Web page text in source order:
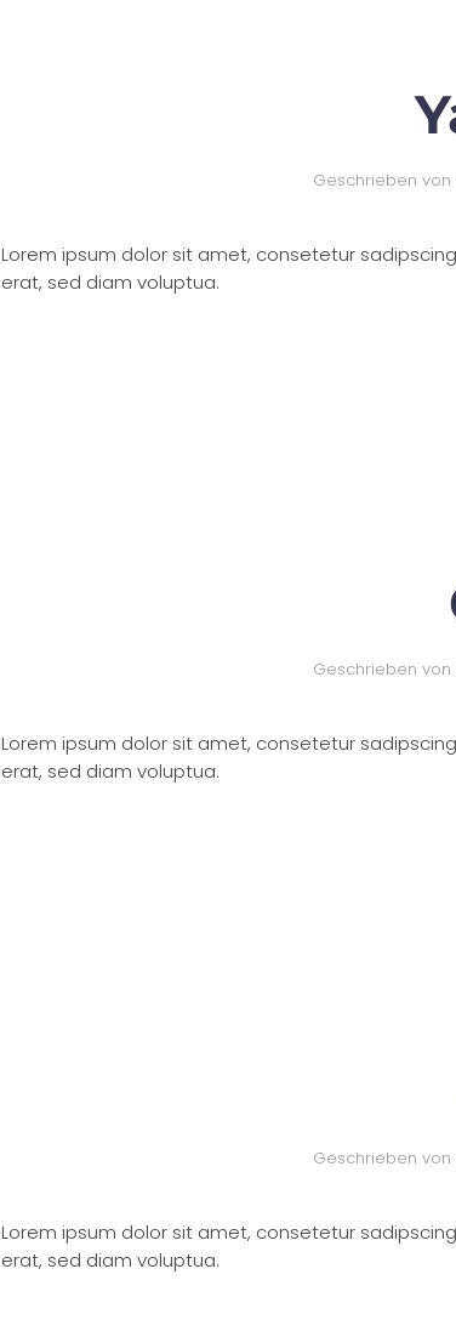
Geschrieben von
Lorem ipsum dolor sit amet, consetetur
erat, sed diam voluptua.
Geschrieben von
Lorem ipsum dolor sit amet, consetetur
erat, sed diam voluptua.
Geschrieben von
Lorem ipsum dolor sit amet, consetetur
erat, sed diam voluptua.